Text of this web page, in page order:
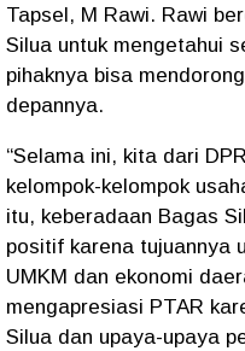
Tapsel, M Rawi. Rawi
Silua untuk mengetahui
pihaknya bisa
depannya.
“Selama ini, kita dari
kelompok-kelompok
itu, keberadaan Bagas
positif karena tujuannya
UMKM dan ekonomi
mengapresiasi PTAR
Silua dan upaya-upaya